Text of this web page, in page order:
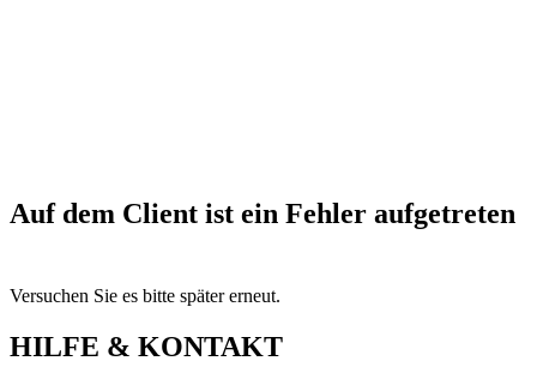
Auf dem Client ist ein Fehler aufgetreten
Versuchen Sie es bitte später erneut.
HILFE & KONTAKT